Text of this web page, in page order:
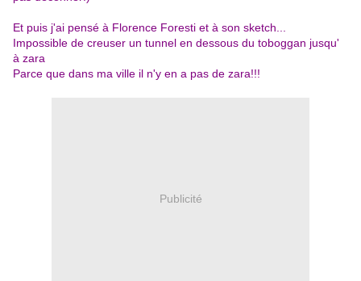
Et puis j'ai pensé à Florence Foresti et à son sketch...
Impossible de creuser un tunnel en dessous du toboggan jusqu'
à zara
Parce que dans ma ville il n'y en a pas de zara!!!
Publicité